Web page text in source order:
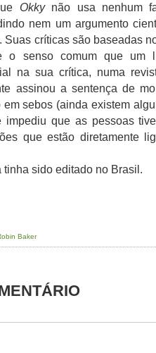
Okkynão usa nenhum
nem um argumento
críticas são baseadas no
o senso comum que um
na sua crítica, numa
assinou a sentença de
sebos (ainda existem
impediu que as pessoas
que estão diretamente
sido editado no Brasil.
Baker